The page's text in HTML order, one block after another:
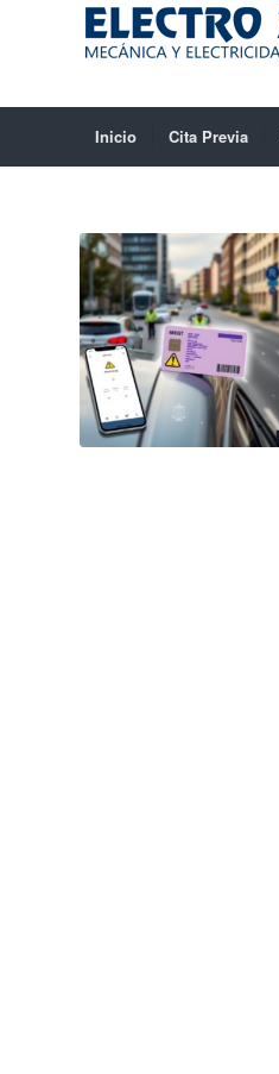
Inicio Cita Previa